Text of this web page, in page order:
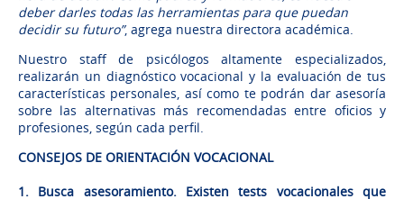
deber darles todas las herramientas para que puedan
decidir su futuro”, agrega nuestra directora académica.
Nuestro staff de psicólogos altamente especializados,
realizarán un diagnóstico vocacional y la evaluación de tus
características personales, así como te podrán dar asesoría
sobre las alternativas más recomendadas entre oficios y
profesiones, según cada perfil.
CONSEJOS DE ORIENTACIÓN VOCACIONAL
1. Busca asesoramiento. Existen tests vocacionales que